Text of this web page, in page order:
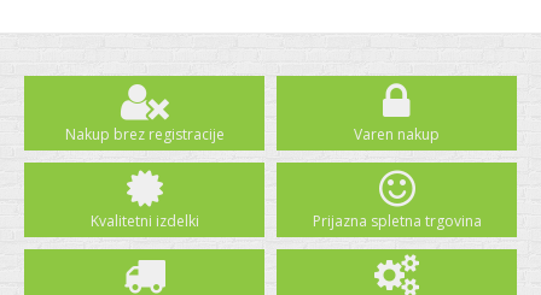
Nakup brez registracije Varen nakup
Kvalitetni izdelki Prijazna spletna trgovina